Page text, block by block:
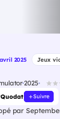
2025 Jeux
2025
Quodat Suivre
par